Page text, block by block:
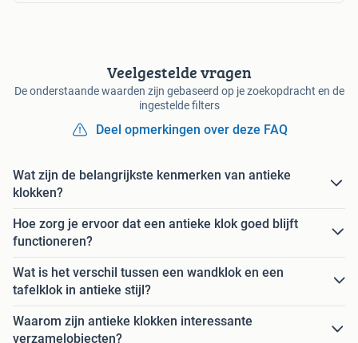
Veelgestelde vragen
De onderstaande waarden zijn gebaseerd op je zoekopdracht en de
ingestelde filters
Deel opmerkingen over deze FAQ
Wat zijn de belangrijkste kenmerken van antieke
klokken?
Hoe zorg je ervoor dat een antieke klok goed blijft
functioneren?
Wat is het verschil tussen een wandklok en een
tafelklok in antieke stijl?
Waarom zijn antieke klokken interessante
verzamelobjecten?